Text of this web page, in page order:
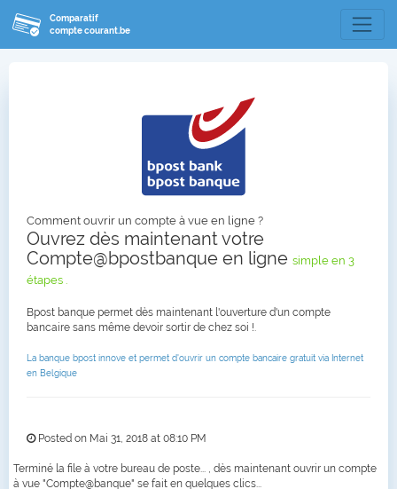
Comparatif
compte courant.be
Comment ouvrir un compte à vue en ligne ?
Ouvrez dès maintenant votre
Compte@bpostbanque en ligne simple en 3
étapes .
Bpost banque permet dès maintenant l'ouverture d'un compte
bancaire sans même devoir sortir de chez soi !.
La banque bpost innove et permet d'ouvrir un compte bancaire gratuit via Internet
en Belgique
Posted on Mai 31, 2018 at 08:10 PM
Terminé la file à votre bureau de poste... , dès maintenant ouvrir un compte
à vue "Compte@banque" se fait en quelques clics...